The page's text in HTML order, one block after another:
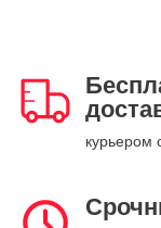
курьером